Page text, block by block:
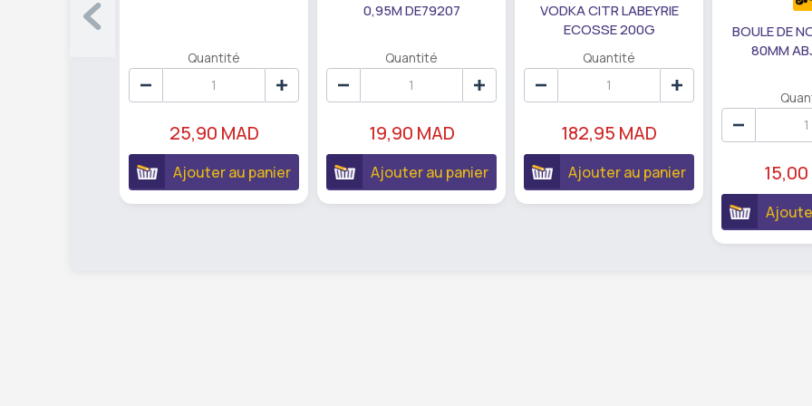
Quantité
25,90 MAD
Ajouter au panier
0,95M DE79207
Quantité
19,90 MAD
Ajouter au panier
VODKA CITR LABEYRIE
ECOSSE 200G
Quantité
182,95 MAD
Ajouter au panier
BOULE DE
80MM